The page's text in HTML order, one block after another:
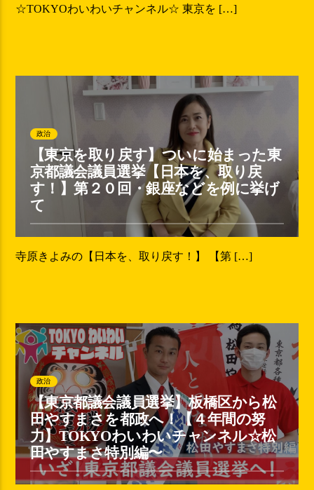
☆TOKYOわいわいチャンネル☆ 東京を […]
政治
【東京を取り戻す】ついに始まった東
京都議会議員選挙【日本を、取り戻
す！】第２０回・銀座などを例に挙げ
て
寺原きよみの【日本を、取り戻す！】 【第 […]
政治
【東京都議会議員選挙】板橋区から松
田やすまさを都政へ！【４年間の努
力】TOKYOわいわいチャンネル☆松
田やすまさ特別編〜